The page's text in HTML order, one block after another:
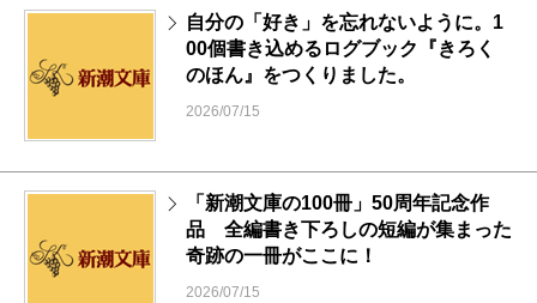
自分の「好き」を忘れないように。1
00個書き込めるログブック『きろく
のほん』をつくりました。
2026/07/15
「新潮文庫の100冊」50周年記念作
品 全編書き下ろしの短編が集まった
奇跡の一冊がここに！
2026/07/15